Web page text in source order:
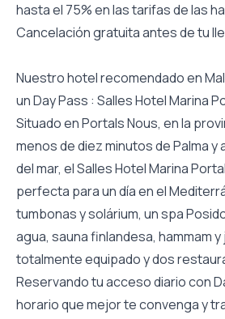
hasta el 75% en las tarifas de las
Cancelación gratuita antes de tu
Nuestro hotel recomendado en
un Day Pass : Salles Hotel Marina
Situado en Portals Nous, en la
menos de diez minutos de Palma y
del mar, el Salles Hotel Marina
perfecta para un día en el
tumbonas y solárium, un spa
agua, sauna finlandesa, hammam
totalmente equipado y dos
Reservando tu acceso diario con
horario que mejor te convenga y